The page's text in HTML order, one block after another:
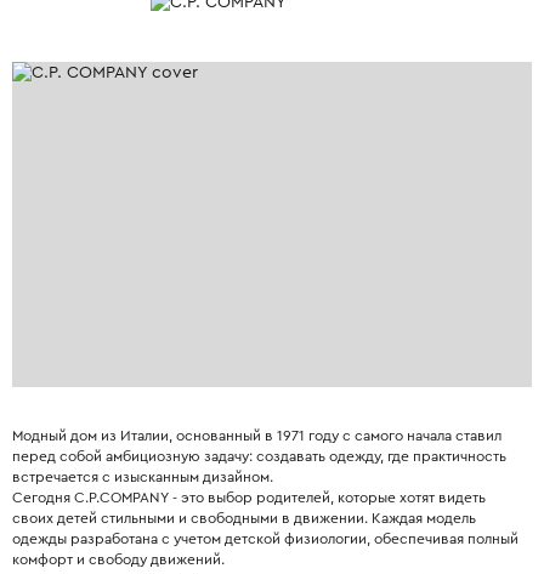
Модный дом из Италии, основанный в 1971 году с самого начала ставил
перед собой амбициозную задачу: создавать одежду, где практичность
встречается с изысканным дизайном.
Сегодня C.P.COMPANY - это выбор родителей, которые хотят видеть
своих детей стильными и свободными в движении. Каждая модель
одежды разработана с учетом детской физиологии, обеспечивая полный
комфорт и свободу движений.